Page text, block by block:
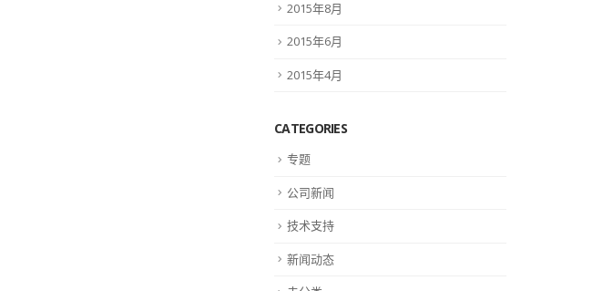
2015年8月
2015年6月
2015年4月
CATEGORIES
专题
公司新闻
技术支持
新闻动态